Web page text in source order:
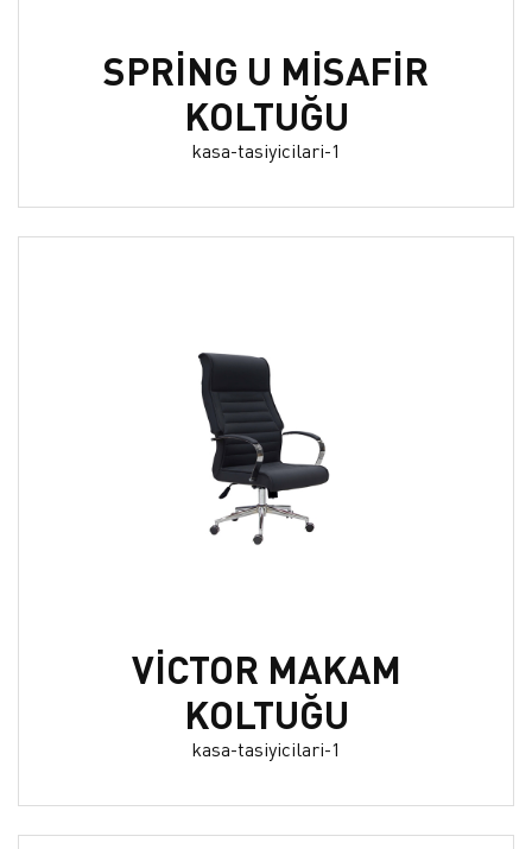
SPRİNG U MİSAFİR
KOLTUĞU
kasa-tasiyicilari-1
VİCTOR MAKAM
KOLTUĞU
kasa-tasiyicilari-1